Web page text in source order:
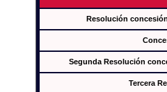
Resolución
Segunda Resolución
Tercera